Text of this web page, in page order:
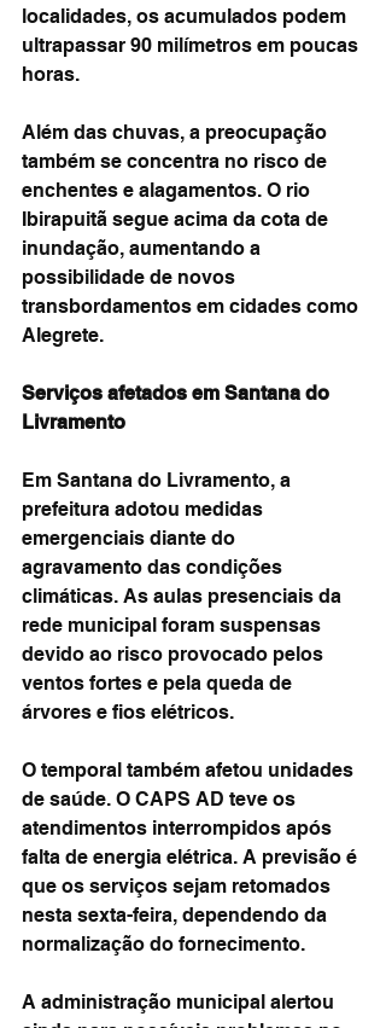
localidades, os acumulados podem
ultrapassar 90 milímetros em poucas
horas.
Além das chuvas, a preocupação
também se concentra no risco de
enchentes e alagamentos. O rio
Ibirapuitã segue acima da cota de
inundação, aumentando a
possibilidade de novos
transbordamentos em cidades como
Alegrete.
Serviços afetados em Santana do
Livramento
Em Santana do Livramento, a
prefeitura adotou medidas
emergenciais diante do
agravamento das condições
climáticas. As aulas presenciais da
rede municipal foram suspensas
devido ao risco provocado pelos
ventos fortes e pela queda de
árvores e fios elétricos.
O temporal também afetou unidades
de saúde. O CAPS AD teve os
atendimentos interrompidos após
falta de energia elétrica. A previsão é
que os serviços sejam retomados
nesta sexta-feira, dependendo da
normalização do fornecimento.
A administração municipal alertou